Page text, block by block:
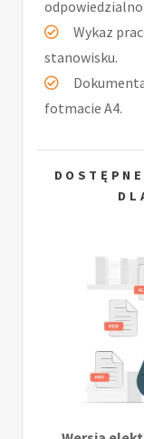
Wykaz
stanowisku.
fotmacie A4.